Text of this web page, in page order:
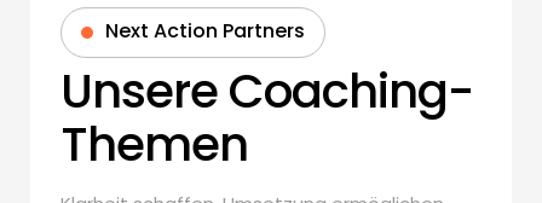
Next Action Partners
Unsere Coaching-
Themen